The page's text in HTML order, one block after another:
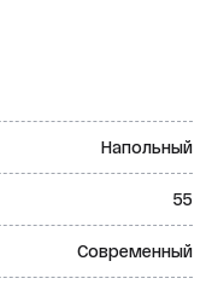
Напольный
55
Современный